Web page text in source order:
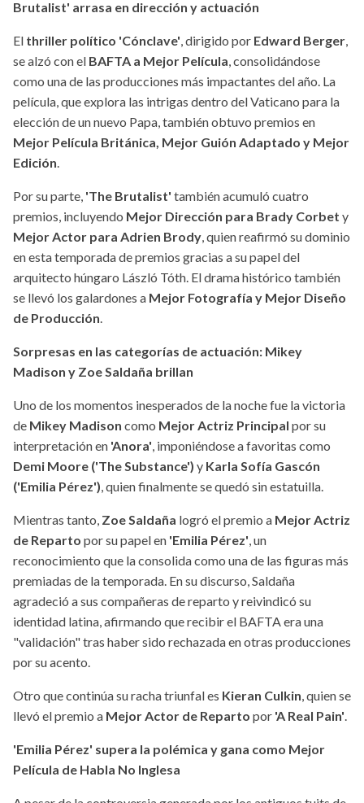
Brutalist' arrasa en dirección y actuación
El thriller político 'Cónclave', dirigido por Edward Berger,
se alzó con el BAFTA a Mejor Película, consolidándose
como una de las producciones más impactantes del año. La
película, que explora las intrigas dentro del Vaticano para la
elección de un nuevo Papa, también obtuvo premios en
Mejor Película Británica, Mejor Guión Adaptado y Mejor
Edición.
Por su parte, 'The Brutalist' también acumuló cuatro
premios, incluyendo Mejor Dirección para Brady Corbet y
Mejor Actor para Adrien Brody, quien reafirmó su dominio
en esta temporada de premios gracias a su papel del
arquitecto húngaro László Tóth. El drama histórico también
se llevó los galardones a Mejor Fotografía y Mejor Diseño
de Producción.
Sorpresas en las categorías de actuación: Mikey
Madison y Zoe Saldaña brillan
Uno de los momentos inesperados de la noche fue la victoria
de Mikey Madison como Mejor Actriz Principal por su
interpretación en 'Anora', imponiéndose a favoritas como
Demi Moore ('The Substance') y Karla Sofía Gascón
('Emilia Pérez'), quien finalmente se quedó sin estatuilla.
Mientras tanto, Zoe Saldaña logró el premio a Mejor Actriz
de Reparto por su papel en 'Emilia Pérez', un
reconocimiento que la consolida como una de las figuras más
premiadas de la temporada. En su discurso, Saldaña
agradeció a sus compañeras de reparto y reivindicó su
identidad latina, afirmando que recibir el BAFTA era una
"validación" tras haber sido rechazada en otras producciones
por su acento.
Otro que continúa su racha triunfal es Kieran Culkin, quien se
llevó el premio a Mejor Actor de Reparto por 'A Real Pain'.
'Emilia Pérez' supera la polémica y gana como Mejor
Película de Habla No Inglesa